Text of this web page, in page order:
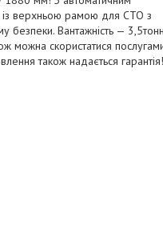
із верхньою рамою для СТО з
безпеки. Вантажність —
можна скористатися
також надається гарантія!